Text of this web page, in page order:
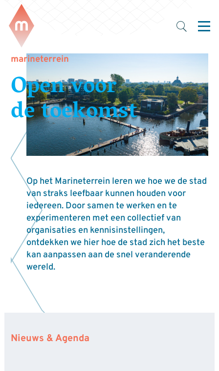
marineterrein
Open voor
de toekomst
Op het Marineterrein leren we hoe we de stad
van straks leefbaar kunnen houden voor
iedereen. Door samen te werken en te
experimenteren met een collectief van
organisaties en kennisinstellingen,
ontdekken we hier hoe de stad zich het beste
kan aanpassen aan de snel veranderende
wereld.
Nieuws & Agenda